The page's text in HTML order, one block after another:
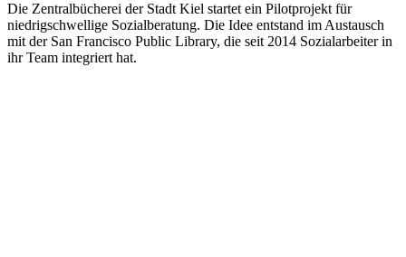
Die Zentralbücherei der Stadt Kiel startet ein Pilotprojekt für
niedrigschwellige Sozialberatung. Die Idee entstand im Austausch
mit der San Francisco Public Library, die seit 2014 Sozialarbeiter in
ihr Team integriert hat.